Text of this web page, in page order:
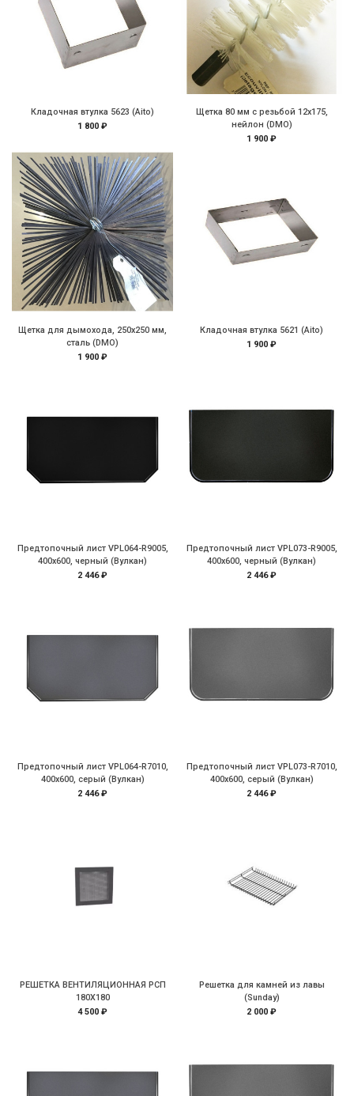
Кладочная втулка 5623 (Aito)
1 800 ₽
Щетка 80 мм с резьбой 12х175,
нейлон (DMO)
1 900 ₽
Щетка для дымохода, 250х250 мм,
сталь (DMO)
1 900 ₽
Кладочная втулка 5621 (Aito)
1 900 ₽
Предтопочный лист VPL064-R9005,
400х600, черный (Вулкан)
2 446 ₽
Предтопочный лист VPL073-R9005,
400х600, черный (Вулкан)
2 446 ₽
Предтопочный лист VPL064-R7010,
400х600, серый (Вулкан)
2 446 ₽
Предтопочный лист VPL073-R7010,
400х600, серый (Вулкан)
2 446 ₽
РЕШЕТКА ВЕНТИЛЯЦИОННАЯ РСП
180Х180
4 500 ₽
Решетка для камней из лавы
(Sunday)
2 000 ₽